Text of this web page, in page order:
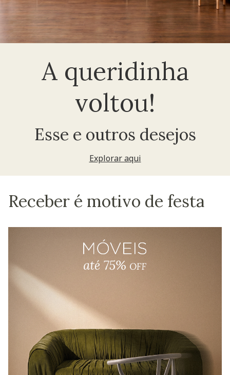
A queridinha
voltou!
Esse e outros desejos
Explorar aqui
Receber é motivo de festa